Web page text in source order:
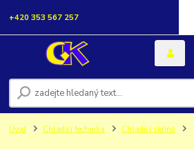
+420 353 567 257
Úvod Chladící technika Chladící skříně